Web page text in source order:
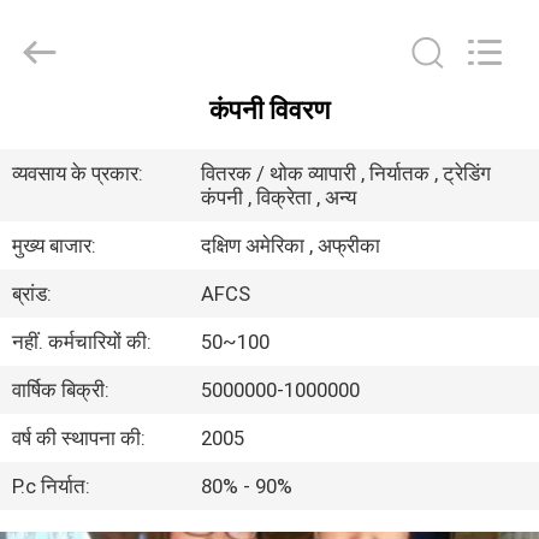
वीडियो
हमारे
बारे
में
कारखाने
PARTS
कंपनी विवरण
व्यवसाय के प्रकार:
वितरक / थोक व्यापारी , निर्यातक , ट्रेडिंग
कंपनी , विक्रेता , अन्य
मुख्य बाजार:
दक्षिण अमेरिका , अफ्रीका
ब्रांड:
AFCS
नहीं. कर्मचारियों की:
50~100
वार्षिक बिक्री:
5000000-1000000
वर्ष की स्थापना की:
2005
P.c निर्यात:
80% - 90%